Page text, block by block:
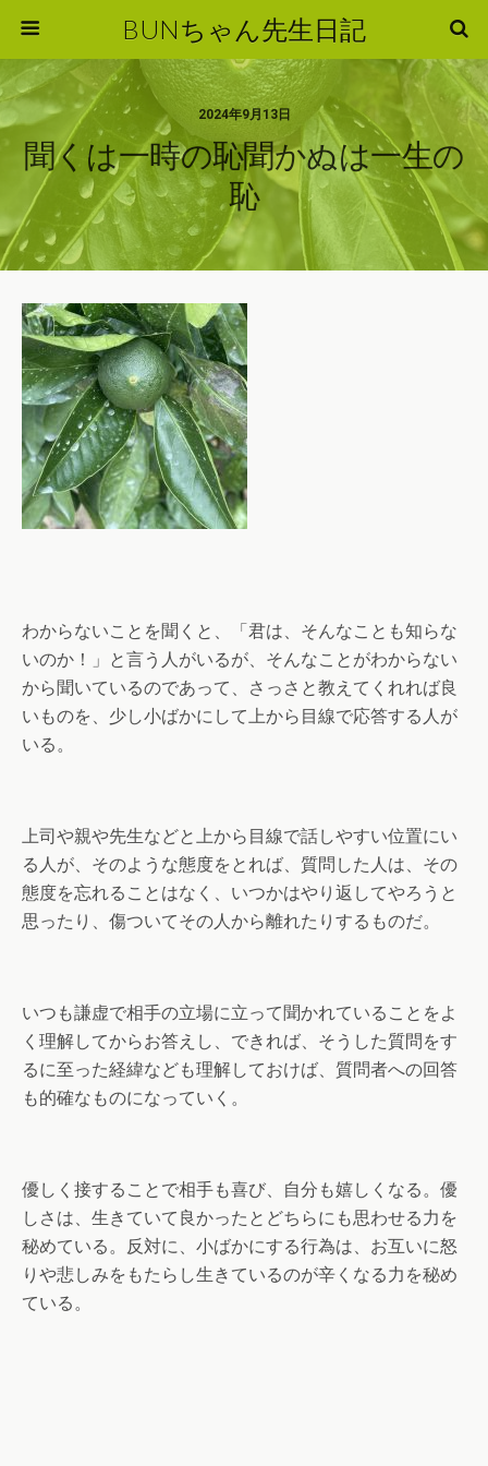
BUNちゃん先生日記
2024年9月13日
聞くは一時の恥聞かぬは一生の
恥
わからないことを聞くと、「君は、そんなことも知らな
いのか！」と言う人がいるが、そんなことがわからない
から聞いているのであって、さっさと教えてくれれば良
いものを、少し小ばかにして上から目線で応答する人が
いる。
上司や親や先生などと上から目線で話しやすい位置にい
る人が、そのような態度をとれば、質問した人は、その
態度を忘れることはなく、いつかはやり返してやろうと
思ったり、傷ついてその人から離れたりするものだ。
いつも謙虚で相手の立場に立って聞かれていることをよ
く理解してからお答えし、できれば、そうした質問をす
るに至った経緯なども理解しておけば、質問者への回答
も的確なものになっていく。
優しく接することで相手も喜び、自分も嬉しくなる。優
しさは、生きていて良かったとどちらにも思わせる力を
秘めている。反対に、小ばかにする行為は、お互いに怒
りや悲しみをもたらし生きているのが辛くなる力を秘め
ている。